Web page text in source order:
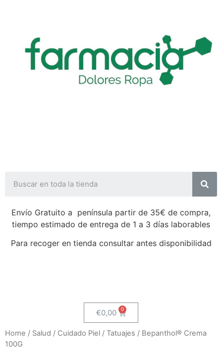
Envío Gratuito a península partir de 35€ de compra,
tiempo estimado de entrega de 1 a 3 días laborables
Para recoger en tienda consultar antes disponibilidad
€0,00
Home / Salud / Cuidado Piel / Tatuajes / Bepanthol® Crema
100G